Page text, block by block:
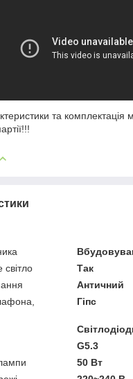
та комплектація
Так
Античний
Гіпс
G5.3
50 Вт